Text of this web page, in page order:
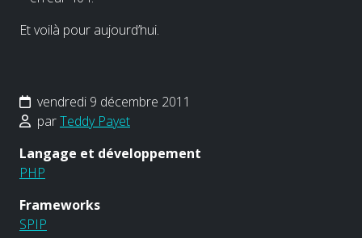
Et voilà pour aujourd’hui.
vendredi 9 décembre 2011
parTeddy Payet
Langage et développement
PHP
Frameworks
SPIP